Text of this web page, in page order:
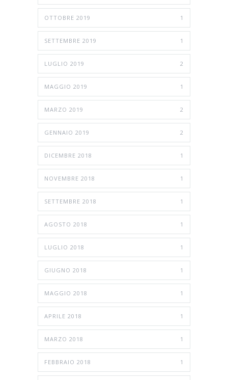
OTTOBRE 2019 1
SETTEMBRE 2019 1
LUGLIO 2019 2
MAGGIO 2019 1
MARZO 2019 2
GENNAIO 2019 2
DICEMBRE 2018 1
NOVEMBRE 2018 1
SETTEMBRE 2018 1
AGOSTO 2018 1
LUGLIO 2018 1
GIUGNO 2018 1
MAGGIO 2018 1
APRILE 2018 1
MARZO 2018 1
FEBBRAIO 2018 1